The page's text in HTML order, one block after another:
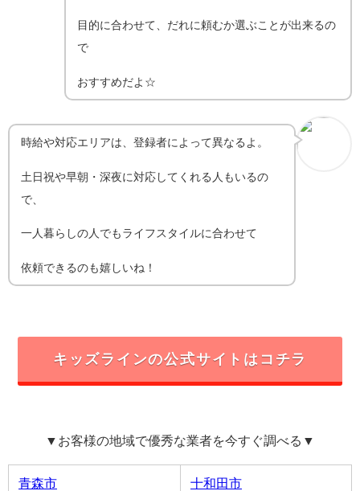
目的に合わせて、だれに頼むか選ぶことが出来るの
で
おすすめだよ☆
時給や対応エリアは、登録者によって異なるよ。
土日祝や早朝・深夜に対応してくれる人もいるの
で、
一人暮らしの人でもライフスタイルに合わせて
依頼できるのも嬉しいね！
キッズラインの公式サイトはコチラ
▼お客様の地域で優秀な業者を今すぐ調べる▼
青森市 十和田市